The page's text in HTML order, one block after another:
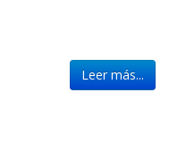
Leer más...